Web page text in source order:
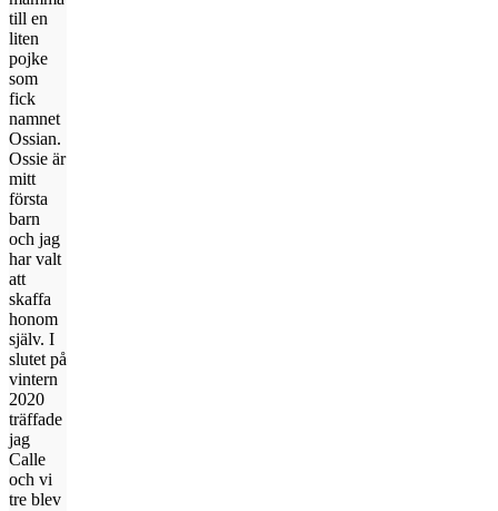
till en
liten
pojke
som
fick
namnet
Ossian.
Ossie är
mitt
första
barn
och jag
har valt
att
skaffa
honom
själv. I
slutet på
vintern
2020
träffade
jag
Calle
och vi
tre blev